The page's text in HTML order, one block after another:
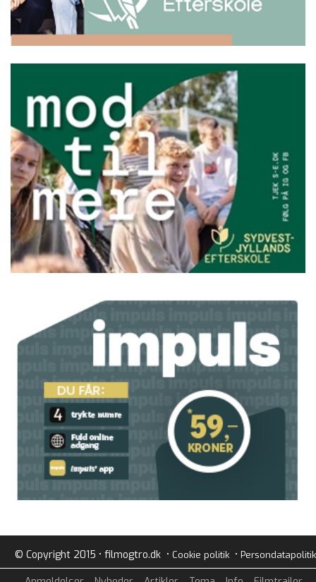
© Copyright 2015 • filmogtro.dk • Cookie politik• Persondatapolitik